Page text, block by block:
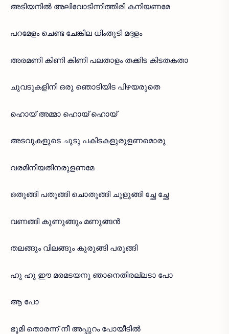
അടിയനിൽ അലിവോടിന്നിത്തിരി കനിയണമേ
പറമേളം ചെണ്ട ചേങ്കില ധിംതുടി മദ്ദളം
അരമണി കിണി കിണി പലതാളം തക്കിട കിടതകതാ
ചുവടുകളിനി ഒരു ഞൊടിയിട പിഴയരുതെ
ഹൊയ് അമ്മാ ഹൊയ് ഹൊയ്
അടവുകളുടെ ചുടു പകിടകളുരുളണമൊരു
വരമിനിയതിനരുളണമേ
ഒതുങ്ങി പതുങ്ങി ചൊതുങ്ങി ചുളുങ്ങി ച്ഛേ ച്ഛേ
വണങ്ങി കുണുങ്ങും മണുങ്ങൻ
തലങ്ങും വിലങ്ങും കുരുങ്ങി പരുങ്ങി
ഹു ഹൂ ഈ മരമടയനു ഞാനെതിരല്ലടാ പോ
ആ പോ
ഭൂമി തൊരന്ന് നീ അപ്പുറം പോയീടിൽ